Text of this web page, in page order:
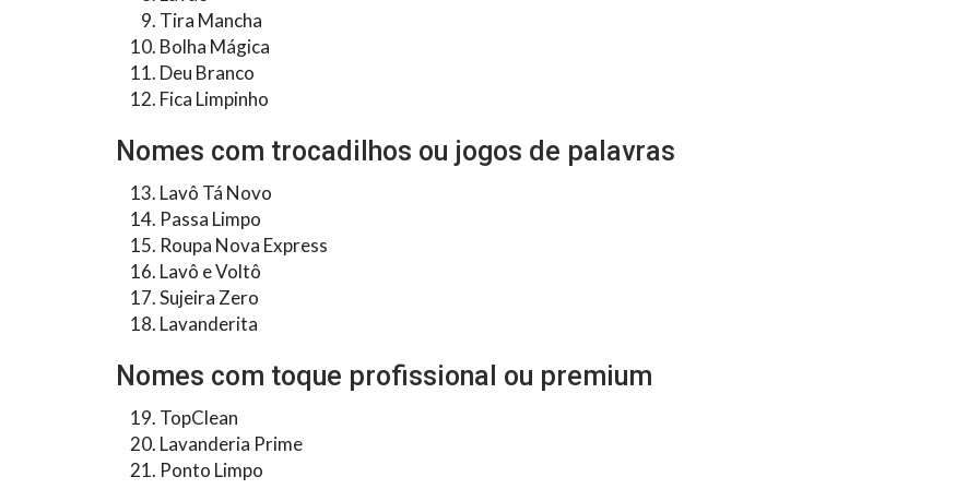
Tira Mancha
Bolha Mágica
Deu Branco
Fica Limpinho
Nomes com trocadilhos ou jogos de palavras
Lavô Tá Novo
Passa Limpo
Roupa Nova Express
Lavô e Voltô
Sujeira Zero
Lavanderita
Nomes com toque profissional ou premium
TopClean
Lavanderia Prime
Ponto Limpo